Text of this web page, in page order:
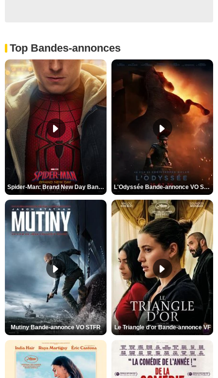
Top Bandes-annonces
Spider-Man: Brand New Day Bande-annonce VO STFR L'Odyssée Bande-annonce VO STFR
Mutiny Bande-annonce VO STFR Le Triangle d'or Bande-annonce VF